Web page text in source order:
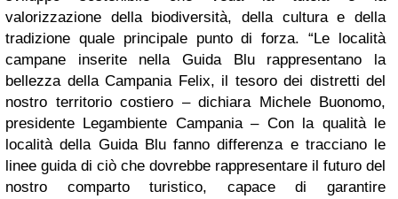
valorizzazione della biodiversità, della cultura e della
tradizione quale principale punto di forza. “Le località
campane inserite nella Guida Blu rappresentano la
bellezza della Campania Felix, il tesoro dei distretti del
nostro territorio costiero – dichiara Michele Buonomo,
presidente Legambiente Campania – Con la qualità le
località della Guida Blu fanno differenza e tracciano le
linee guida di ciò che dovrebbe rappresentare il futuro del
nostro comparto turistico, capace di garantire